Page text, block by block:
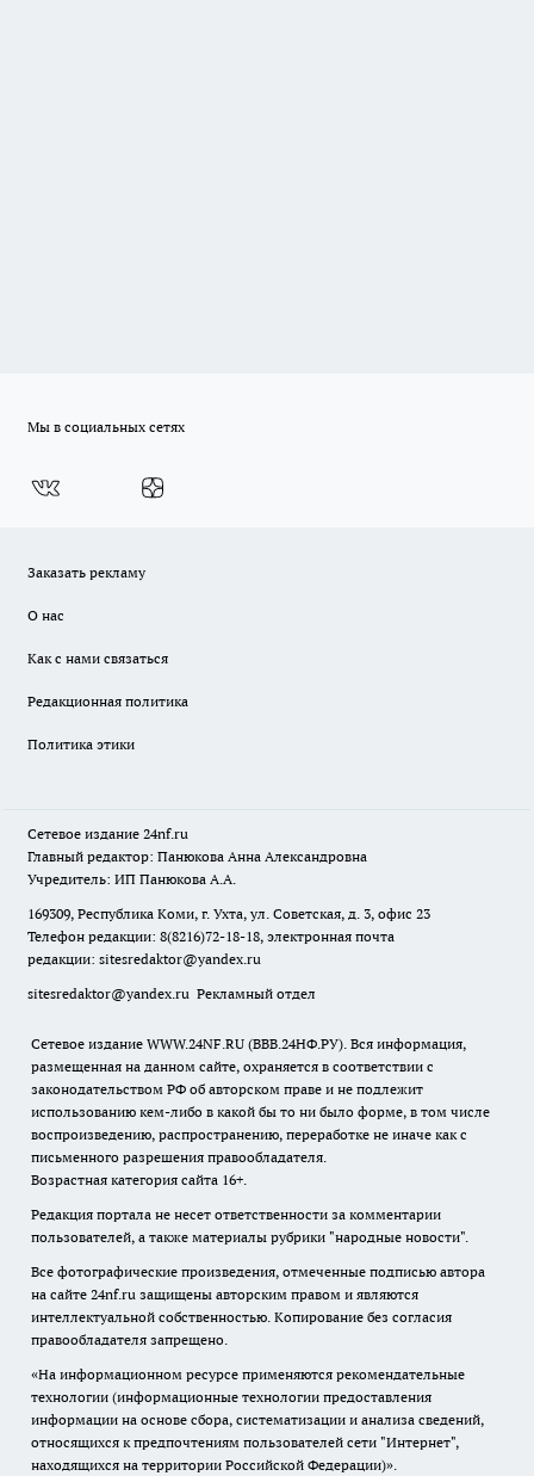
Мы в социальных сетях
Заказать рекламу
О нас
Как с нами связаться
Редакционная политика
Политика этики
Сетевое издание 24nf.ru
Главный редактор: Панюкова Анна Александровна
Учредитель: ИП Панюкова А.А.
169309, Республика Коми, г. Ухта, ул. Советская, д. 3, офис 23
Телефон редакции: 8(8216)72-18-18, электронная почта
редакции: sitesredaktor@yandex.ru
sitesredaktor@yandex.ru Рекламный отдел
Сетевое издание WWW.24NF.RU (ВВВ.24НФ.РУ). Вся информация,
размещенная на данном сайте, охраняется в соответствии с
законодательством РФ об авторском праве и не подлежит
использованию кем-либо в какой бы то ни было форме, в том числе
воспроизведению, распространению, переработке не иначе как с
письменного разрешения правообладателя.
Возрастная категория сайта 16+.
Редакция портала не несет ответственности за комментарии
пользователей, а также материалы рубрики "народные новости".
Все фотографические произведения, отмеченные подписью автора
на сайте 24nf.ru защищены авторским правом и являются
интеллектуальной собственностью. Копирование без согласия
правообладателя запрещено.
«На информационном ресурсе применяются рекомендательные
технологии (информационные технологии предоставления
информации на основе сбора, систематизации и анализа сведений,
относящихся к предпочтениям пользователей сети "Интернет",
находящихся на территории Российской Федерации)».